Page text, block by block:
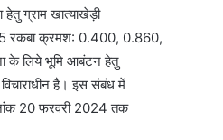
हेतु ग्राम खात्‍याखेड़ी
रकबा क्रमश: 0.400, 0.860,
के लिये भूमि आबंटन हेतु
है। इस संबंध में
20 फरवरी 2024 तक